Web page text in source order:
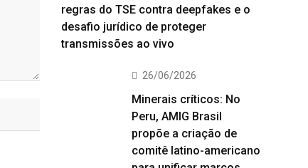
regras do TSE contra deepfakes e o
desafio jurídico de proteger
transmissões ao vivo
26/06/2026
Minerais críticos: No
Peru, AMIG Brasil
propõe a criação de
comitê latino-americano